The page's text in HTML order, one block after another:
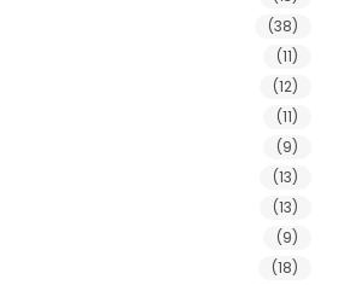
(38)
(11)
(12)
(11)
(9)
(13)
(13)
(9)
(18)